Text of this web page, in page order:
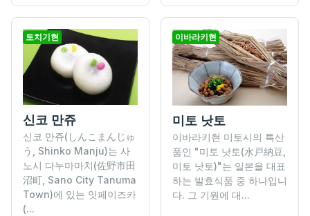
토치기현
신코 만쥬
신코 만쥬(しんこまんじゅ
う, Shinko Manju)는 사
노시 다누마마치(佐野市田
沼町, Sano City Tanuma
Town)에 있는 잇페이즈카
(...
이바라키현
미토 낫토
이바라키현 미토시의 특산
품인 "미토 낫토(水戸納豆,
미토 낫토)"는 일본을 대표
하는 발효식품 중 하나입니
다. 그 기원에 대...